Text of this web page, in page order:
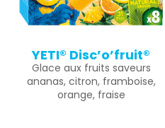
YETI® Disc’o’fruit®
Glace aux fruits saveurs
ananas, citron, framboise,
orange, fraise